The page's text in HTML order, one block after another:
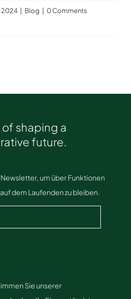
2024 Blog
0 Comments
shaping a
future.
um über Funktionen
dem Laufenden zu bleiben.
Sie unserer